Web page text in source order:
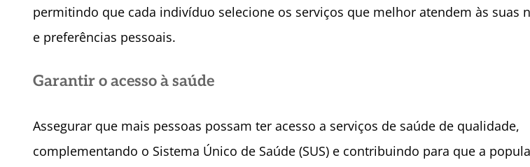
permitindo que cada indivíduo selecione os serviços que melhor atendem às suas
e preferências pessoais.
Garantir o acesso à saúde
Assegurar que mais pessoas possam ter acesso a serviços de saúde de qualidade,
complementando o Sistema Único de Saúde (SUS) e contribuindo para que a